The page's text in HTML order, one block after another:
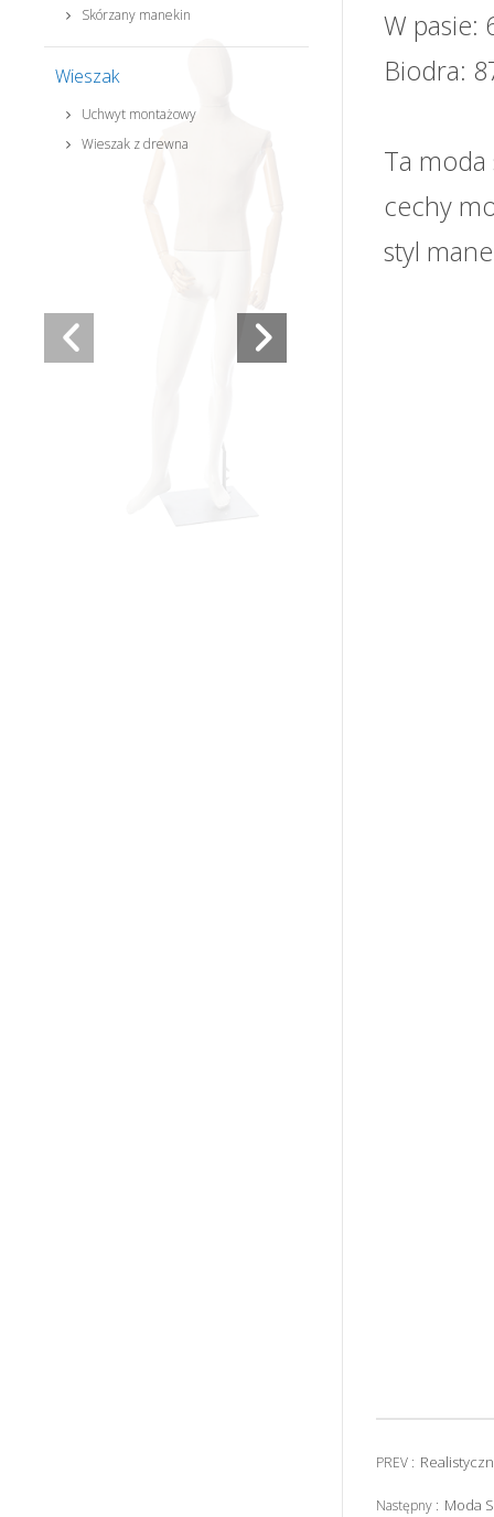
Skórzany manekin
Wieszak
Uchwyt montażowy
Wieszak z drewna
W pasie:
Biodra:
Ta moda
cechy
styl
PREV :
Następny : Moda